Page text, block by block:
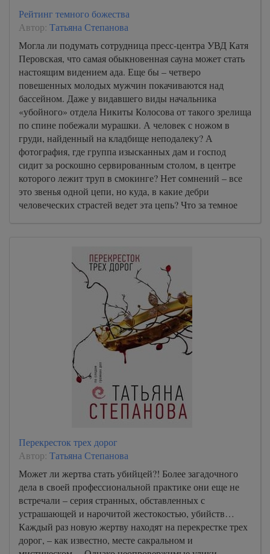
Рейтинг темного божества
Автор: Татьяна Степанова
Могла ли подумать сотрудница пресс-центра УВД Катя
Перовская, что самая обыкновенная сауна может стать
настоящим видением ада. Еще бы – четверо
повешенных молодых мужчин покачиваются над
бассейном. Даже у видавшего виды начальника
«убойного» отдела Никиты Колосова от такого зрелища
по спине побежали мурашки. А человек с ножом в
груди, найденный на кладбище неподалеку? А
фотография, где группа изысканных дам и господ
сидит за роскошно сервированным столом, в центре
которого лежит труп в смокинге? Нет сомнений – все
это звенья одной цепи, но куда, в какие дебри
человеческих страстей ведет эта цепь? Что за темное
Перекресток трех дорог
Автор: Татьяна Степанова
Может ли жертва стать убийцей?! Более загадочного
дела в своей профессиональной практике они еще не
встречали – серия странных, обставленных с
устрашающей и нарочитой жестокостью, убийств…
Каждый раз новую жертву находят на перекрестке трех
дорог, – как известно, месте сакральном и